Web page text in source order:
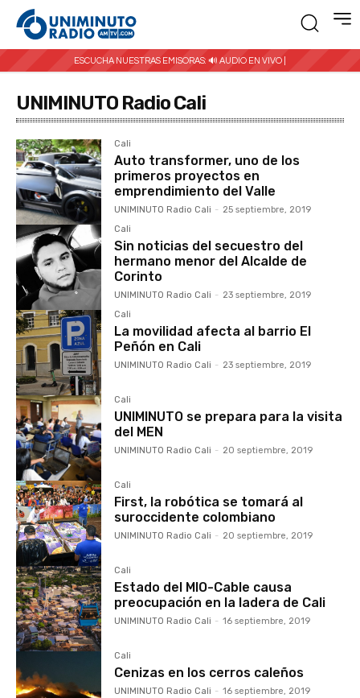
ESCUCHA NUESTRAS EMISORAS: 🔊 AUDIO EN VIVO |
UNIMINUTO Radio Cali
Cali
Auto transformer, uno de los
primeros proyectos en
emprendimiento del Valle
UNIMINUTO Radio Cali - 25 septiembre, 2019
Cali
Sin noticias del secuestro del
hermano menor del Alcalde de
Corinto
UNIMINUTO Radio Cali - 23 septiembre, 2019
Cali
La movilidad afecta al barrio El
Peñón en Cali
UNIMINUTO Radio Cali - 23 septiembre, 2019
Cali
UNIMINUTO se prepara para la visita
del MEN
UNIMINUTO Radio Cali - 20 septiembre, 2019
Cali
First, la robótica se tomará al
suroccidente colombiano
UNIMINUTO Radio Cali - 20 septiembre, 2019
Cali
Estado del MIO-Cable causa
preocupación en la ladera de Cali
UNIMINUTO Radio Cali - 16 septiembre, 2019
Cali
Cenizas en los cerros caleños
UNIMINUTO Radio Cali - 16 septiembre, 2019